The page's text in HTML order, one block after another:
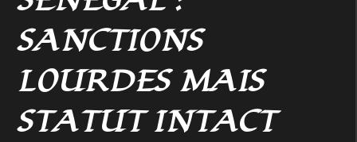
SANCTIONS
LOURDES MAIS
STATUT INTACT